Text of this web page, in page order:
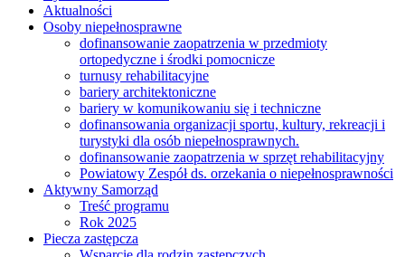
Aktualności
Osoby niepełnosprawne
dofinansowanie zaopatrzenia w przedmioty
ortopedyczne i środki pomocnicze
turnusy rehabilitacyjne
bariery architektoniczne
bariery w komunikowaniu się i techniczne
dofinansowania organizacji sportu, kultury, rekreacji i
turystyki dla osób niepełnosprawnych.
dofinansowanie zaopatrzenia w sprzęt rehabilitacyjny
Powiatowy Zespół ds. orzekania o niepełnosprawności
Aktywny Samorząd
Treść programu
Rok 2025
Piecza zastępcza